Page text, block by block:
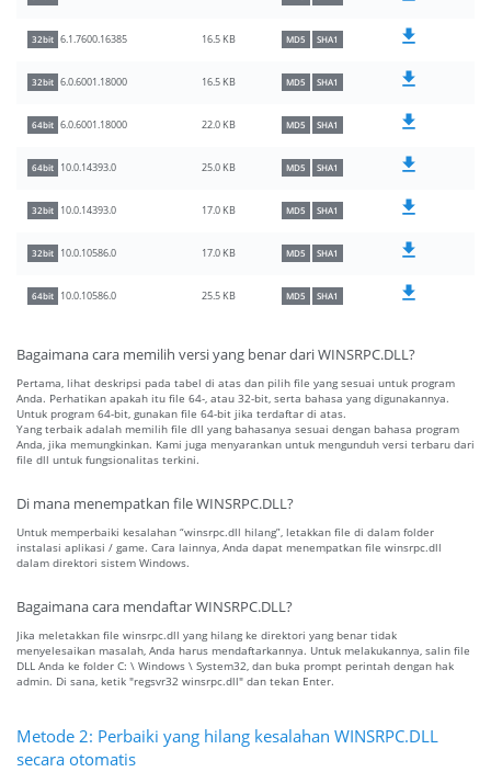
32bit 6.1.7600.16385 16.5 KB MD5 SHA1
32bit 6.0.6001.18000 16.5 KB MD5 SHA1
64bit 6.0.6001.18000 22.0 KB MD5 SHA1
64bit 10.0.14393.0 25.0 KB MD5 SHA1
32bit 10.0.14393.0 17.0 KB MD5 SHA1
32bit 10.0.10586.0 17.0 KB MD5 SHA1
64bit 10.0.10586.0 25.5 KB MD5 SHA1
Bagaimana cara memilih versi yang benar dari WINSRPC.DLL?
Pertama, lihat deskripsi pada tabel di atas dan pilih file yang sesuai untuk program
Anda. Perhatikan apakah itu file 64-, atau 32-bit, serta bahasa yang digunakannya.
Untuk program 64-bit, gunakan file 64-bit jika terdaftar di atas.
Yang terbaik adalah memilih file dll yang bahasanya sesuai dengan bahasa program
Anda, jika memungkinkan. Kami juga menyarankan untuk mengunduh versi terbaru dari
file dll untuk fungsionalitas terkini.
Di mana menempatkan file WINSRPC.DLL?
Untuk memperbaiki kesalahan “winsrpc.dll hilang”, letakkan file di dalam folder
instalasi aplikasi / game. Cara lainnya, Anda dapat menempatkan file winsrpc.dll
dalam direktori sistem Windows.
Bagaimana cara mendaftar WINSRPC.DLL?
Jika meletakkan file winsrpc.dll yang hilang ke direktori yang benar tidak
menyelesaikan masalah, Anda harus mendaftarkannya. Untuk melakukannya, salin file
DLL Anda ke folder C: \ Windows \ System32, dan buka prompt perintah dengan hak
admin. Di sana, ketik "regsvr32 winsrpc.dll" dan tekan Enter.
Metode 2: Perbaiki yang hilang kesalahan WINSRPC.DLL
secara otomatis